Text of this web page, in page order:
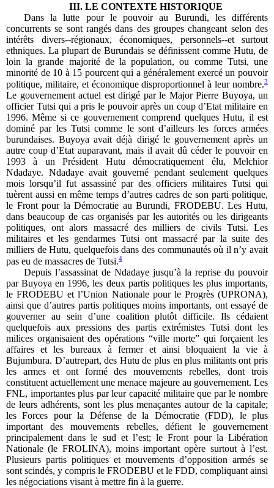
III. LE CONTEXTE HISTORIQUE
Dans la lutte pour le pouvoir au Burundi, les différents
concurrents se sont rangés dans des groupes changeant selon des
intérêts divers--régionaux, économiques, personnels--et surtout
ethniques. La plupart de Burundais se définissent comme Hutu, de
loin la grande majorité de la population, ou comme Tutsi, une
minorité de 10 à 15 pourcent qui a généralement exercé un pouvoir
politique, militaire, et économique disproportionnel à leur nombre.3
Le gouvernement actuel est dirigé par le Major Pierre Buyoya, un
officier Tutsi qui a pris le pouvoir après un coup d’Etat militaire en
1996. Même si ce gouvernement comprend quelques Hutu, il est
dominé par les Tutsi comme le sont d’ailleurs les forces armées
burundaises. Buyoya avait déjà dirigé le gouvernement après un
autre coup d’Etat auparavant, mais il avait dû céder le pouvoir en
1993 à un Président Hutu démocratiquement élu, Melchior
Ndadaye. Ndadaye avait gouverné pendant seulement quelques
mois lorsqu’il fut assassiné par des officiers militaires Tutsi qui
tuèrent aussi en même temps d’autres cadres de son parti politique,
le Front pour la Démocratie au Burundi, FRODEBU. Les Hutu,
dans beaucoup de cas organisés par les autorités ou les dirigeants
politiques, ont alors massacré des milliers de civils Tutsi. Les
militaires et les gendarmes Tutsi ont massacré par la suite des
milliers de Hutu, quelquefois dans des communautés où il n’y avait
pas eu de massacres de Tutsi.4
Depuis l’assassinat de Ndadaye jusqu’à la reprise du pouvoir
par Buyoya en 1996, les deux partis politiques les plus importants,
le FRODEBU et l’Union Nationale pour le Progrès (UPRONA),
ainsi que d’autres partis politiques moins importants, ont essayé de
gouverner au sein d’une coalition plutôt difficile. Ils cédaient
quelquefois aux pressions des partis extrémistes Tutsi dont les
milices organisaient des opérations “ville morte” qui forçaient les
affaires et les bureaux à fermer et ainsi bloquaient la vie à
Bujumbura. D’autrepart, des Hutu de plus en plus militants ont pris
les armes et ont formé des mouvements rebelles, dont trois
constituent actuellement une menace majeure au gouvernement. Les
FNL, importantes plus par leur capacité militaire que par le nombre
de leurs adhérents, sont les plus menaçantes autour de la capitale;
les Forces pour la Défense de la Démocratie (FDD), le plus
important des mouvements rebelles, défient le gouvernement
principalement dans le sud et l’est; le Front pour la Libération
Nationale (le FROLINA), moins important opère surtout à l’est.
Plusieurs partis politiques et mouvements d’opposition armés se
sont scindés, y compris le FRODEBU et le FDD, compliquant ainsi
les négociations visant à mettre fin à la guerre.